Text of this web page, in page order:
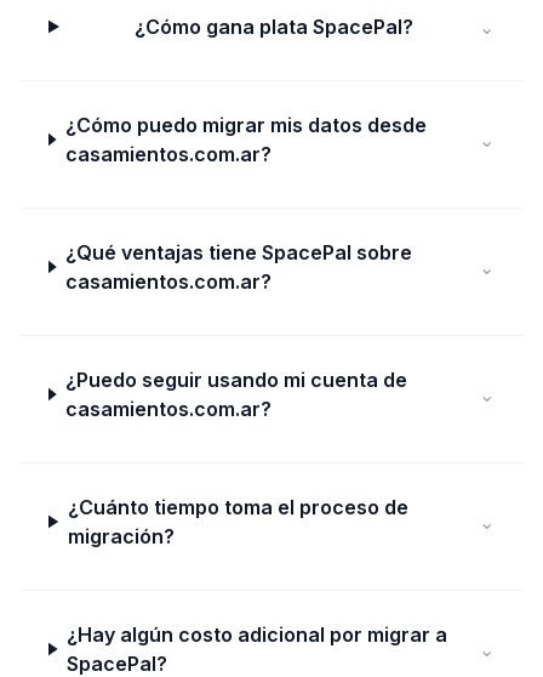
¿Cómo gana plata SpacePal? ⌄
¿Cómo puedo migrar mis datos desde
casamientos.com.ar?
⌄
¿Qué ventajas tiene SpacePal sobre
casamientos.com.ar?
⌄
¿Puedo seguir usando mi cuenta de
casamientos.com.ar?
⌄
¿Cuánto tiempo toma el proceso de
migración?
⌄
¿Hay algún costo adicional por migrar a
SpacePal?
⌄